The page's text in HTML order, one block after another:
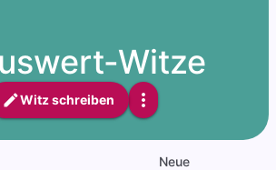
Witze
Witz schreiben
Neue